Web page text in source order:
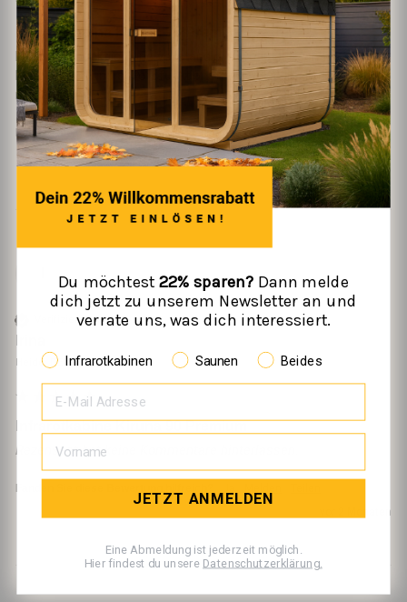
Infrarotkabine Kiruna 90 Premium
Lieferung pünktlich und vollständig, Aufbau einfach wie
beschrieben und sofort funktionsfähig. Alles in allem eine
runde Sache.
Fanden Sie diese Bewertung hilfreich? Ja Melden
Teilen
vor 2 Monaten
Verifizierter Käufer
Heide, DE
Infrarotkabine Kiruna 90 Premium
Rezensent hat keine Kommentare hinterlassen.
Fanden Sie diese Bewertung hilfreich?
vor 2 Monaten
Du möchtest22% sparen? Dann melde
dich jetzt zu unserem Newsletter an und
verrate uns, was dich interessiert.
Infrarotkabinen Saunen Beides
JETZT ANMELDEN
Eine Abmeldung ist jederzeit möglich.
Hier findest du unsere Datenschutzerklärung.